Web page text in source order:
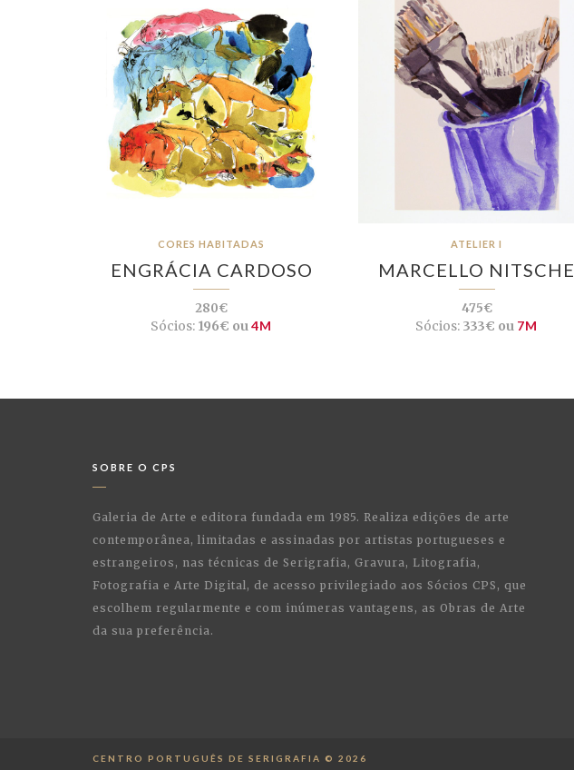
CORES HABITADAS
ENGRÁCIA CARDOSO
280€
Sócios: 196€ ou4M
ATELIER I
MARCELLO NITSCHE
475€
Sócios: 333€ ou 7M
SOBRE O CPS
Galeria de Arte e editora fundada em 1985. Realiza edições de arte
contemporânea, limitadas e assinadas por artistas portugueses e
estrangeiros, nas técnicas de Serigrafia, Gravura, Litografia,
Fotografia e Arte Digital, de acesso privilegiado aos Sócios CPS, que
escolhem regularmente e com inúmeras vantagens, as Obras de Arte
da sua preferência.
CENTRO PORTUGUÊS DE SERIGRAFIA © 2026